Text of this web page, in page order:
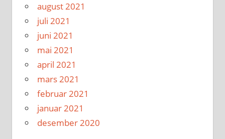
august 2021
juli 2021
juni 2021
mai 2021
april 2021
mars 2021
februar 2021
januar 2021
desember 2020